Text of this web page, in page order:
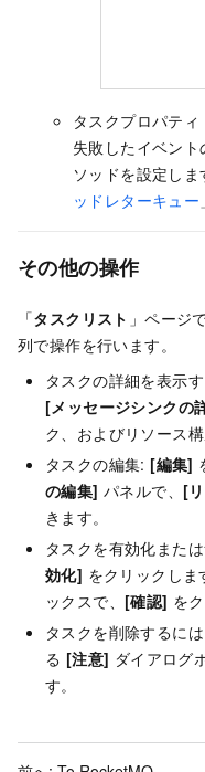
タスクプロパティ
失敗したイベン
ソッドを設定し
ッドレターキュー
その他の操作
「タスクリスト 」ページ
列で操作を行います。
タスクの詳細を表示す
[メッセージシンクの
ク、およびリソース
タスクの編集: [編集]
の編集] パネルで、 [
きます。
タスクを有効化また
効化] をクリックし
ックスで、 [確認] を
タスクを削除するには
る [注意] ダイアログ
す。